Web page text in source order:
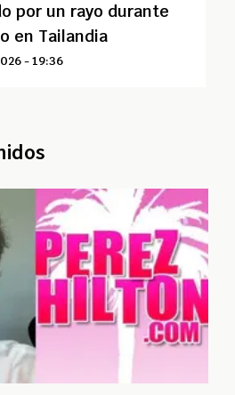
por un rayo durante
en Tailandia
- 19:36